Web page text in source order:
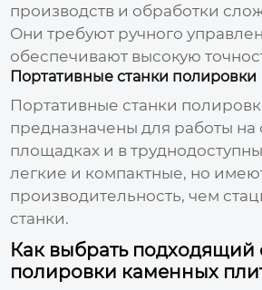
производств и обработки
Они требуют ручного
обеспечивают высокую
Портативные станки полировки
Портативные станки
предназначены для работы на
площадках и в
легкие и компактные, но
производительность, чем
станки.
Как выбрать подходящий
полировки каменных